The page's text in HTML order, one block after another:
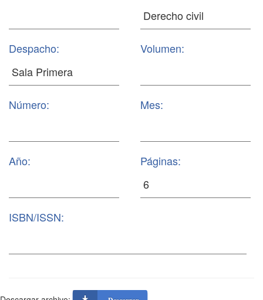
Despacho: Volumen:
Número: Mes:
Año: Páginas:
ISBN/ISSN: